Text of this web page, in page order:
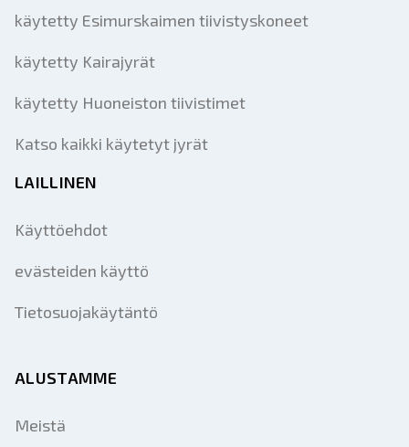
käytetty Esimurskaimen tiivistyskoneet
käytetty Kairajyrät
käytetty Huoneiston tiivistimet
Katso kaikki käytetyt jyrät
LAILLINEN
Käyttöehdot
evästeiden käyttö
Tietosuojakäytäntö
ALUSTAMME
Meistä